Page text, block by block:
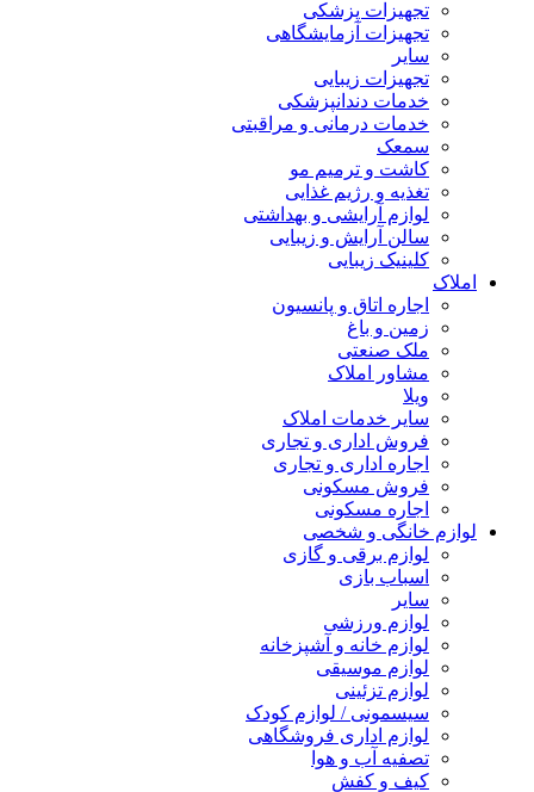
تجهیزات پزشکی
تجهیزات آزمایشگاهی
سایر
تجهیزات زیبایی
خدمات دندانپزشکی
خدمات درمانی و مراقبتی
سمعک
کاشت و ترمیم مو
تغذیه و رژیم غذایی
لوازم آرایشی و بهداشتی
سالن آرایش و زیبایی
کلینیک زیبایی
املاک
اجاره اتاق و پانسیون
زمین و باغ
ملک صنعتی
مشاور املاک
ویلا
سایر خدمات املاک
فروش اداری و تجاری
اجاره اداری و تجاری
فروش مسکونی
اجاره مسکونی
لوازم خانگی و شخصی
لوازم برقی و گازی
اسباب بازی
سایر
لوازم ورزشی
لوازم خانه و آشپزخانه
لوازم موسیقی
لوازم تزئینی
سیسمونی / لوازم کودک
لوازم اداری فروشگاهی
تصفیه آب و هوا
کیف و کفش